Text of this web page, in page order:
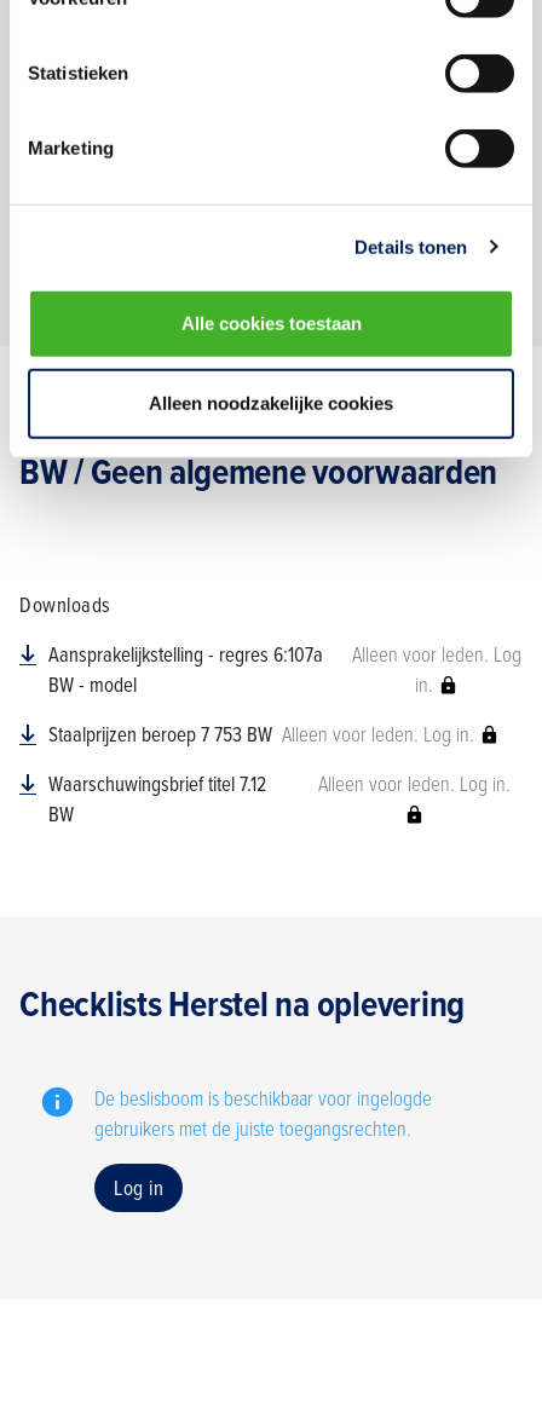
Statistieken
Marketing
Details tonen
Alle cookies toestaan
Alleen noodzakelijke cookies
Downloads
BW / Geen algemene voorwaarden
Downloads
Aansprakelijkstelling - regres 6:107a
BW - model
Alleen voor leden. Log
in.
Staalprijzen beroep 7 753 BW Alleen voor leden. Log in.
Waarschuwingsbrief titel 7.12
BW
Checklists Herstel na oplevering
De beslisboom is beschikbaar voor ingelogde
gebruikers met de juiste toegangsrechten.
Log in